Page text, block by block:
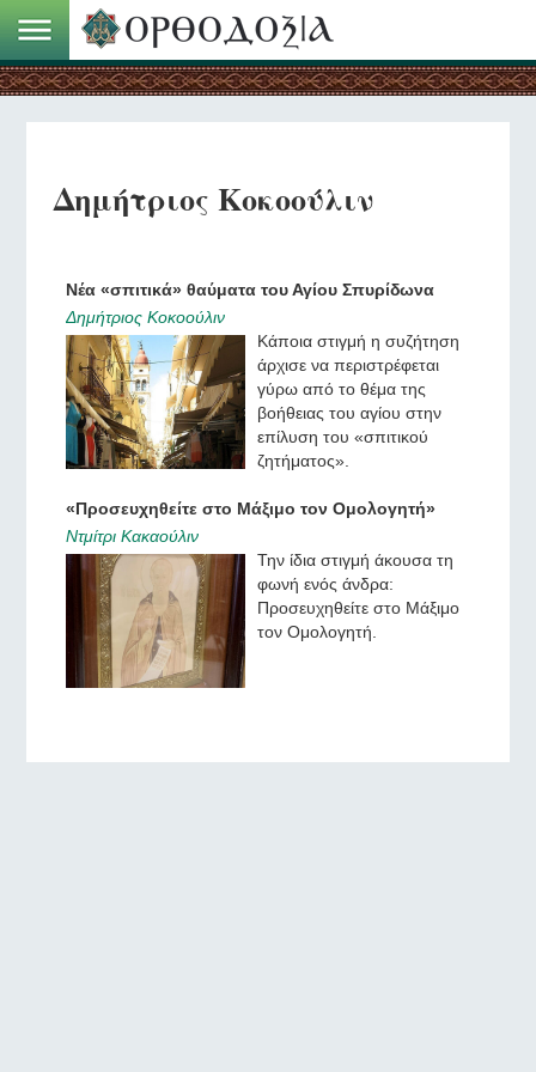
Δημήτριος Κοκοούλιν
Νέα «σπιτικά» θαύματα του Αγίου Σπυρίδωνα
Δημήτριος Κοκοούλιν
Κάποια στιγμή η συζήτηση
άρχισε να περιστρέφεται
γύρω από το θέμα της
βοήθειας του αγίου στην
επίλυση του «σπιτικού
ζητήματος».
«Προσευχηθείτε στο Μάξιμο τον Ομολογητή»
Ντμίτρι Κακαούλιν
Την ίδια στιγμή άκουσα τη
φωνή ενός άνδρα:
Προσευχηθείτε στο Μάξιμο
τον Ομολογητή.